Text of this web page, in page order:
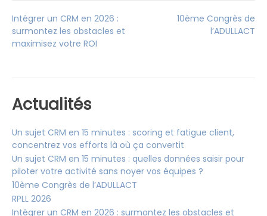
Navigation
de
Intégrer un CRM en 2026 :
surmontez les obstacles et
maximisez votre ROI
10ème Congrès de
l’ADULLACT
Actualités
Un sujet CRM en 15 minutes : scoring et fatigue client,
concentrez vos efforts là où ça convertit
Un sujet CRM en 15 minutes : quelles données saisir pour
piloter votre activité sans noyer vos équipes ?
10ème Congrès de l’ADULLACT
RPLL 2026
Intégrer un CRM en 2026 : surmontez les obstacles et